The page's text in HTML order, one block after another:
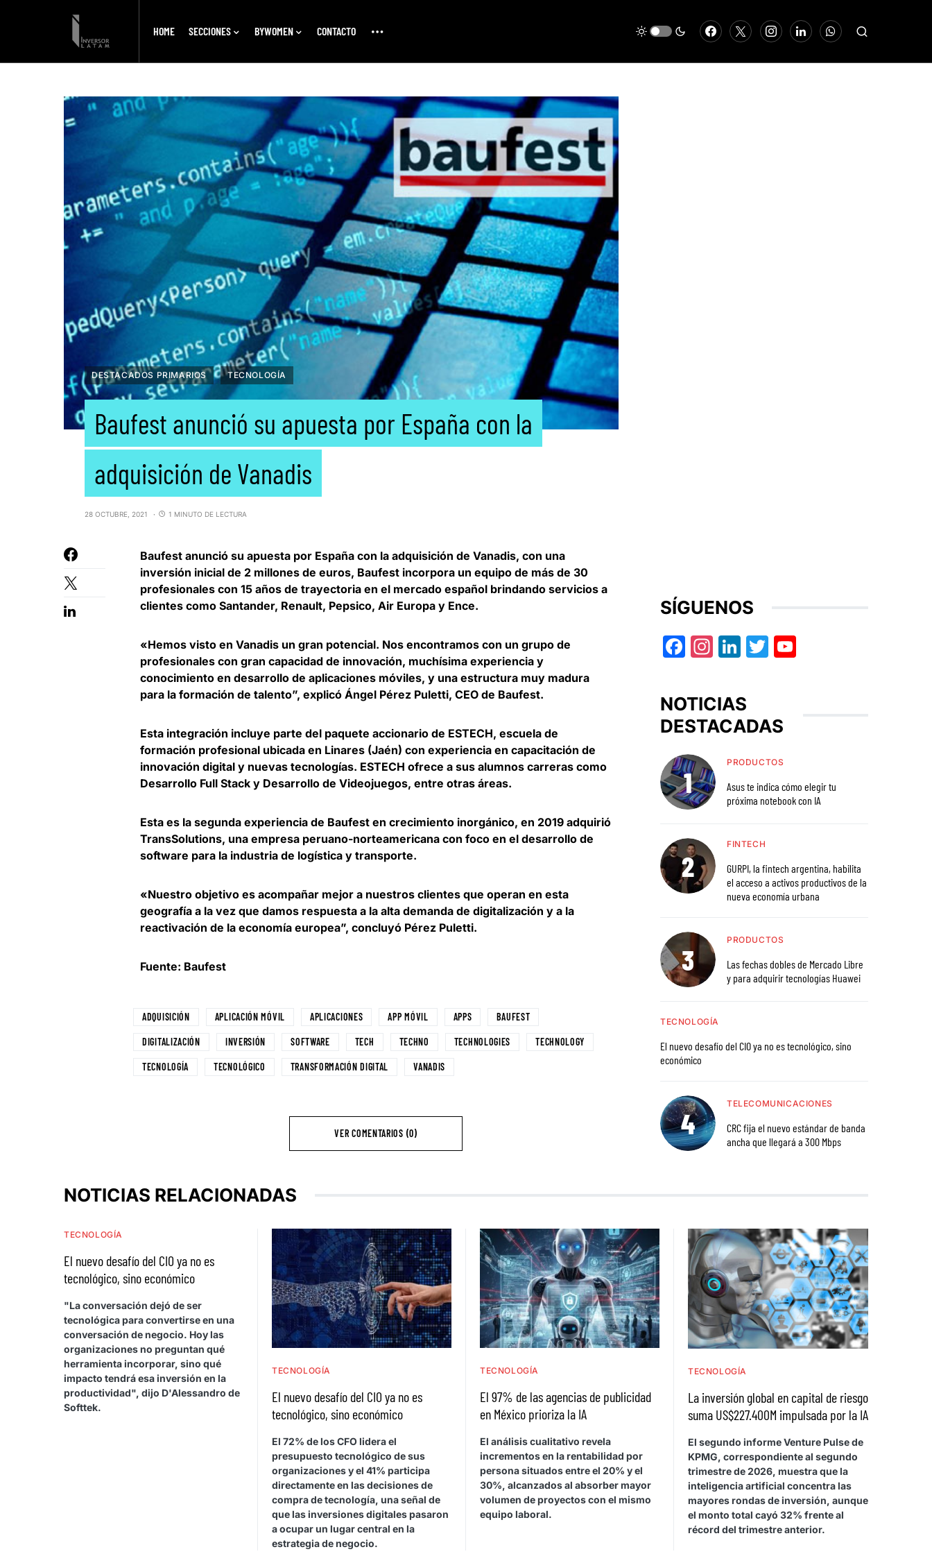
HOME SECCIONES BYWOMEN CONTACTO
DESTACADOS PRIMARIOS TECNOLOGÍA
Baufest anunció su apuesta por España con la
adquisición de Vanadis
28 OCTUBRE, 2021 1 MINUTO DE LECTURA
Baufest anunció su apuesta por España con la adquisición de Vanadis, con una
inversión inicial de 2 millones de euros, Baufest incorpora un equipo de más de 30
profesionales con 15 años de trayectoria en el mercado español brindando servicios a
clientes como Santander, Renault, Pepsico, Air Europa y Ence.
«Hemos visto en Vanadis un gran potencial. Nos encontramos con un grupo de
profesionales con gran capacidad de innovación, muchísima experiencia y
conocimiento en desarrollo de aplicaciones móviles, y una estructura muy madura
para la formación de talento”, explicó Ángel Pérez Puletti, CEO de Baufest.
Esta integración incluye parte del paquete accionario de ESTECH, escuela de
formación profesional ubicada en Linares (Jaén) con experiencia en capacitación de
innovación digital y nuevas tecnologías. ESTECH ofrece a sus alumnos carreras como
Desarrollo Full Stack y Desarrollo de Videojuegos, entre otras áreas.
Esta es la segunda experiencia de Baufest en crecimiento inorgánico, en 2019 adquirió
TransSolutions, una empresa peruano-norteamericana con foco en el desarrollo de
software para la industria de logística y transporte.
«Nuestro objetivo es acompañar mejor a nuestros clientes que operan en esta
geografía a la vez que damos respuesta a la alta demanda de digitalización y a la
reactivación de la economía europea”, concluyó Pérez Puletti.
Fuente: Baufest
ADQUISICIÓN APLICACIÓN MÓVIL APLICACIONES APP MÓVIL APPS BAUFEST
DIGITALIZACIÓN INVERSIÓN SOFTWARE TECH TECHNO TECHNOLOGIES TECHNOLOGY
TECNOLOGÍA TECNOLÓGICO TRANSFORMACIÓN DIGITAL VANADIS
VER COMENTARIOS (0)
SÍGUENOS
Facebook
Instagram
LinkedIn
Twitter
NOTICIAS
DESTACADAS
PRODUCTOS
Asus te indica cómo elegir tu
próxima notebook con IA
FINTECH
GURPI, la fintech argentina, habilita
el acceso a activos productivos de la
nueva economía urbana
PRODUCTOS
Las fechas dobles de Mercado Libre
y para adquirir tecnologías Huawei
TECNOLOGÍA
El nuevo desafío del CIO ya no es tecnológico, sino
económico
TELECOMUNICACIONES
CRC fija el nuevo estándar de banda
ancha que llegará a 300 Mbps
NOTICIAS RELACIONADAS
TECNOLOGÍA
El nuevo desafío del CIO ya no es
tecnológico, sino económico
"La conversación dejó de ser
tecnológica para convertirse en una
conversación de negocio. Hoy las
organizaciones no preguntan qué
herramienta incorporar, sino qué
impacto tendrá esa inversión en la
productividad", dijo D'Alessandro de
Softtek.
TECNOLOGÍA
El nuevo desafío del CIO ya no es
tecnológico, sino económico
El 72% de los CFO lidera el
presupuesto tecnológico de sus
organizaciones y el 41% participa
directamente en las decisiones de
compra de tecnología, una señal de
que las inversiones digitales pasaron
a ocupar un lugar central en la
estrategia de negocio.
TECNOLOGÍA
El 97% de las agencias de publicidad
en México prioriza la IA
El análisis cualitativo revela
incrementos en la rentabilidad por
persona situados entre el 20% y el
30%, alcanzados al absorber mayor
volumen de proyectos con el mismo
equipo laboral.
TECNOLOGÍA
La inversión global en capital de riesgo
suma US$227.400M impulsada por la IA
El segundo informe Venture Pulse de
KPMG, correspondiente al segundo
trimestre de 2026, muestra que la
inteligencia artificial concentra las
mayores rondas de inversión, aunque
el monto total cayó 32% frente al
récord del trimestre anterior.